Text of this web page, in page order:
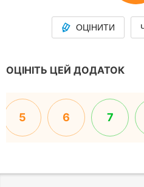
ОЦІНИТИ
ОЦІНІТЬ ЦЕЙ ДОДАТОК
5 6 7